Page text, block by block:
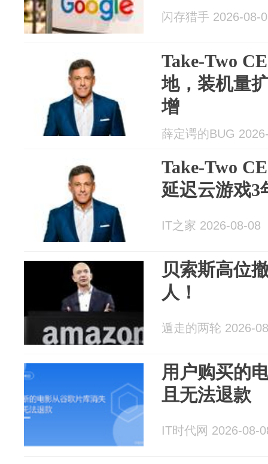
闪存猎手 2026-08-
Take-Two
地，装机量
增
薛定谔的BUG
Take-Two
延迟云游戏3
IT之家 2026-08-08
贝索斯高位
人！
遁走的两轮 2026-
用户购买的
且无法退款
IT时代网 2026-08-